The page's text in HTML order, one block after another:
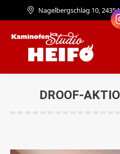
Nagelbergschlag 10,
DROOF-